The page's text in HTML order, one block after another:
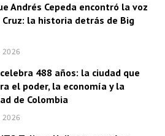
Andrés Cepeda encontró la voz
Cruz: la historia detrás de Big
488 años: la ciudad que
el poder, la economía y la
de Colombia